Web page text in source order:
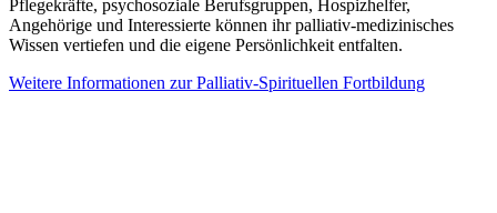
Pflegekräfte, psychosoziale Berufsgruppen, Hospizhelfer,
Angehörige und Interessierte können ihr palliativ-medizinisches
Wissen vertiefen und die eigene Persönlichkeit entfalten.
Weitere Informationen zur Palliativ-Spirituellen Fortbildung